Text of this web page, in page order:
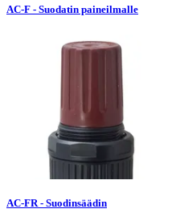
AC-F - Suodatin paineilmalle
AC-FR - Suodinsäädin